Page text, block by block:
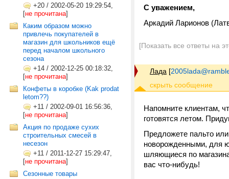
+20 / 2002-05-20 19:29:54,
[не прочитана]
Каким образом можно
привлечь покупателей в
магазин для школьников ещё
перед началом школьного
сезона
+14 / 2002-12-25 00:18:32,
[не прочитана]
Конфеты в коробке (Kak prodat
letom??)
+11 / 2002-09-01 16:56:36,
[не прочитана]
Акция по продаже сухих
строительных смесей в
несезон
+11 / 2011-12-27 15:29:47,
[не прочитана]
Сезонные товары
С уважением,
Аркадий Ларионов
[Показать все ответы на
Лада [
Напомните клиентам,
готовятся летом.
Предложете пальто
новорожденными, для
шляющиеся по
вас что-нибудь!